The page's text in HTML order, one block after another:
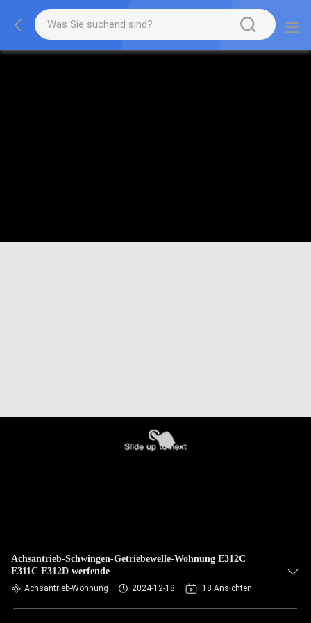
Achsantrieb-Schwingen-Getriebewelle-Wohnung E312C
E311C E312D werfende
Achsantrieb-Wohnung 2024-12-18 18 Ansichten